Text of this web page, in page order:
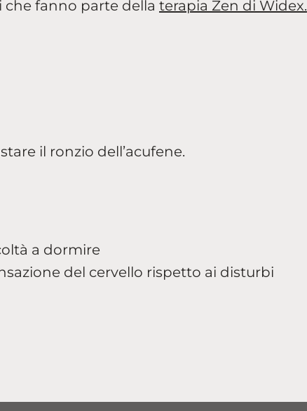
fanno parte della terapia Zen di Widex.
il ronzio dell’acufene.
a dormire
del cervello rispetto ai disturbi